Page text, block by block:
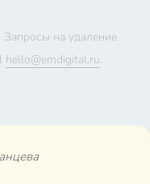
Запросы на удаление
hello@emdigital.ru.